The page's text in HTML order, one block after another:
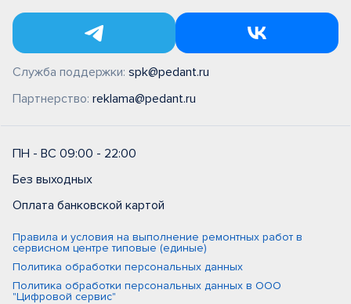
Служба поддержки: spk@pedant.ru
Партнерство: reklama@pedant.ru
ПН - ВС 09:00 - 22:00
Без выходных
Оплата банковской картой
Правила и условия на выполнение ремонтных работ в
сервисном центре типовые (единые)
Политика обработки персональных данных
Политика обработки персональных данных в ООО
"Цифровой сервис"